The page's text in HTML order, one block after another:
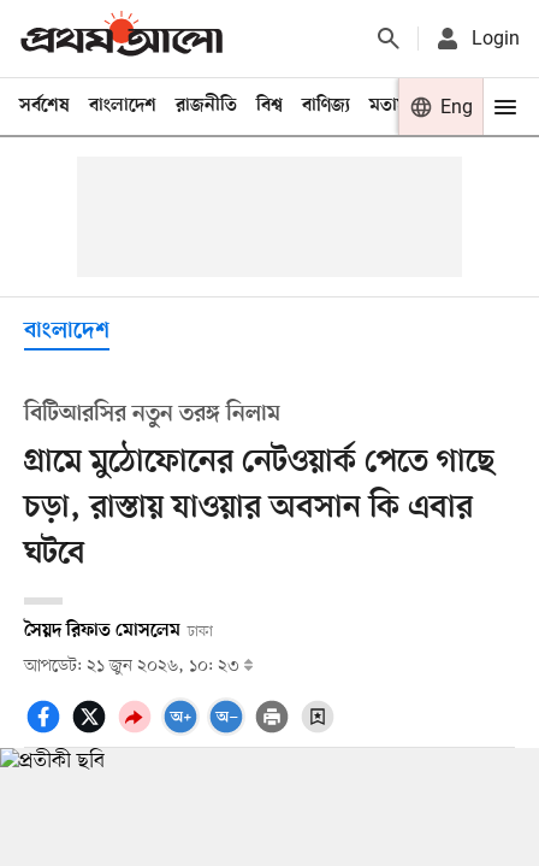
Login
সর্বশেষ বাংলাদেশ রাজনীতি বিশ্ব বাণিজ্য মতামত খেলা
Eng
বাংলাদেশ
বিটিআরসির নতুন তরঙ্গ নিলাম
গ্রামে মুঠোফোনের নেটওয়ার্ক পেতে গাছে
চড়া, রাস্তায় যাওয়ার অবসান কি এবার
ঘটবে
সৈয়দ রিফাত মোসলেম ঢাকা
আপডেট: ২১ জুন ২০২৬, ১০: ২৩